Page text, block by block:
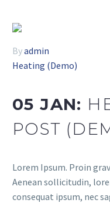
Byadmin
Heating (Demo)
05 JAN:
POST
Lorem Ipsum. Proin
Aenean sollicitudin,
consequat ipsum, nec